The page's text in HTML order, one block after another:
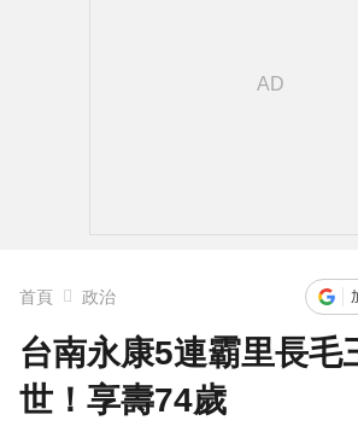
首頁 政治
台南永康5連霸里長毛
世！享壽74歲